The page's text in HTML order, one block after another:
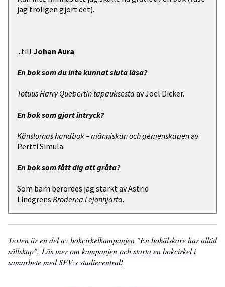
jag troligen gjort det).
...till Johan Aura
En bok som du inte kunnat sluta läsa?
Totuus Harry Quebertin tapauksesta av Joel Dicker.
En bok som gjort intryck?
Känslornas handbok – människan och gemenskapenav
Pertti Simula.
En bok som fått dig att gråta?
Som barn berördes jag starkt av Astrid
Lindgrens Bröderna Lejonhjärta.
Texten är en del av bokcirkelkampanjen "En bokälskare har alltid
sällskap". Läs mer om kampanjen och starta en bokcirkel i
samarbete med SFV:s studiecentral!